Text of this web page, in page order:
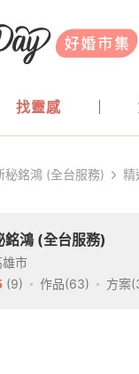
好婚市集
找靈感
秘銘鴻 (全台服務) 精
銘鴻 (全台服務)
雄市
(9) 作品(63) 方案